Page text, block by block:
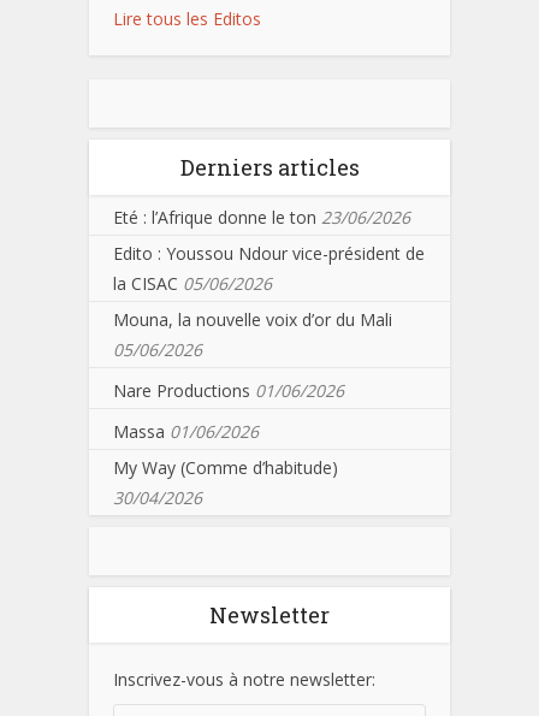
Lire tous les Editos
Derniers articles
Eté : l’Afrique donne le ton 23/06/2026
Edito : Youssou Ndour vice-président de
la CISAC 05/06/2026
Mouna, la nouvelle voix d’or du Mali
05/06/2026
Nare Productions 01/06/2026
Massa 01/06/2026
My Way (Comme d’habitude)
30/04/2026
Newsletter
Inscrivez-vous à notre newsletter: